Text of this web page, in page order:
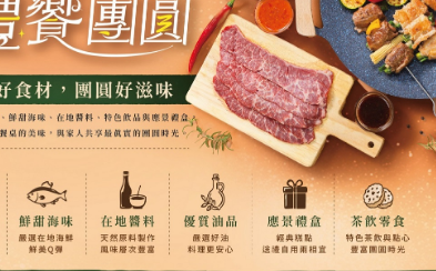
置於陰涼乾燥處10年
減少塑膠垃圾高達75%，牙刷換刷頭，減塑愛地球
依教學影片刷牙後立刻獲得
1. 牙齒從未有的光滑乾淨
2. 改善口臭
惜食 RPET 食譜 減硝酸鹽 雞蛋 食安